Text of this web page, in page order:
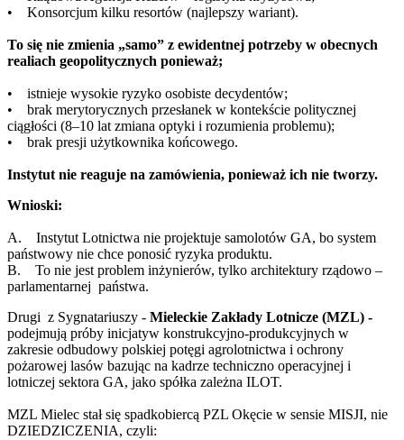
• Konsorcjum kilku resortów (najlepszy wariant).
To się nie zmienia „samo” z ewidentnej potrzeby w obecnych
realiach geopolitycznych ponieważ;
• istnieje wysokie ryzyko osobiste decydentów;
• brak merytorycznych przesłanek w kontekście politycznej
ciągłości (8–10 lat zmiana optyki i rozumienia problemu);
• brak presji użytkownika końcowego.
Instytut nie reaguje na zamówienia, ponieważ ich nie tworzy.
Wnioski:
A. Instytut Lotnictwa nie projektuje samolotów GA, bo system
państwowy nie chce ponosić ryzyka produktu.
B. To nie jest problem inżynierów, tylko architektury rządowo –
parlamentarnej państwa.
Drugi z Sygnatariuszy - Mieleckie Zakłady Lotnicze (MZL) -
podejmują próby inicjatyw konstrukcyjno-produkcyjnych w
zakresie odbudowy polskiej potęgi agrolotnictwa i ochrony
pożarowej lasów bazując na kadrze techniczno operacyjnej i
lotniczej sektora GA, jako spółka zależna ILOT.
MZL Mielec stał się spadkobiercą PZL Okęcie w sensie MISJI, nie
DZIEDZICZENIA, czyli: